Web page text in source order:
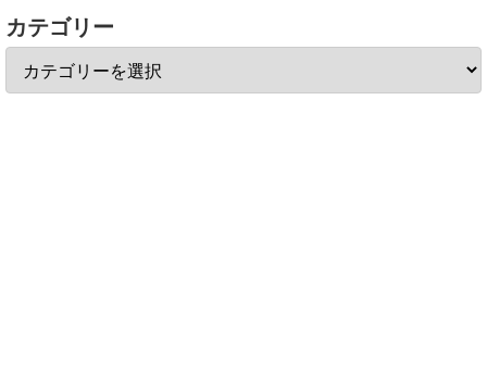
カテゴリー